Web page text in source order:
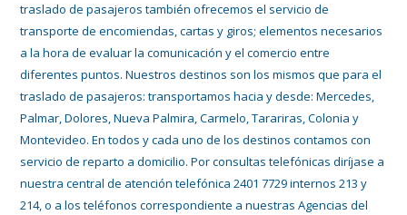
traslado de pasajeros también ofrecemos el servicio de
transporte de encomiendas, cartas y giros; elementos necesarios
a la hora de evaluar la comunicación y el comercio entre
diferentes puntos. Nuestros destinos son los mismos que para el
traslado de pasajeros: transportamos hacia y desde: Mercedes,
Palmar, Dolores, Nueva Palmira, Carmelo, Tarariras, Colonia y
Montevideo. En todos y cada uno de los destinos contamos con
servicio de reparto a domicilio. Por consultas telefónicas diríjase a
nuestra central de atención telefónica 2401 7729 internos 213 y
214, o a los teléfonos correspondiente a nuestras Agencias del